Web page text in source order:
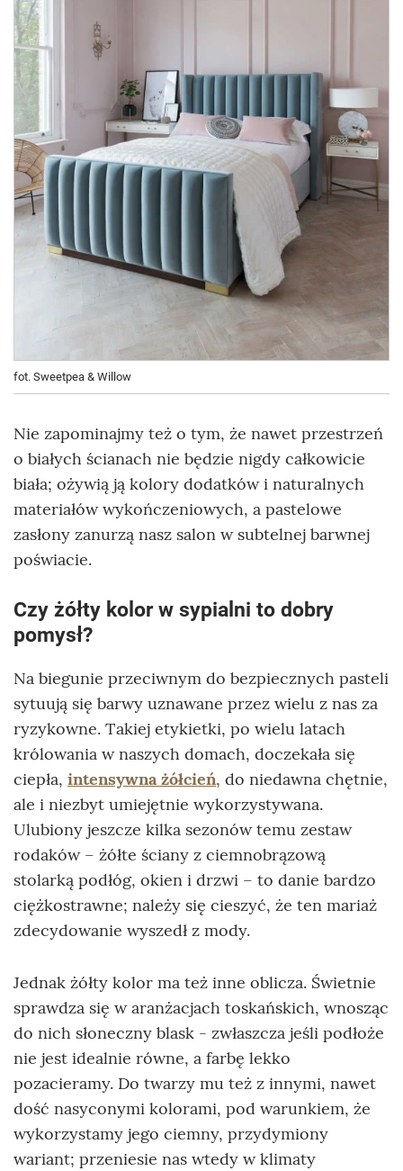
fot. Sweetpea & Willow
Nie zapominajmy też o tym, że nawet przestrzeń
o białych ścianach nie będzie nigdy całkowicie
biała; ożywią ją kolory dodatków i naturalnych
materiałów wykończeniowych, a pastelowe
zasłony zanurzą nasz salon w subtelnej barwnej
poświacie.
Czy żółty kolor w sypialni to dobry
pomysł?
Na biegunie przeciwnym do bezpiecznych pasteli
sytuują się barwy uznawane przez wielu z nas za
ryzykowne. Takiej etykietki, po wielu latach
królowania w naszych domach, doczekała się
ciepła, intensywna żółcień, do niedawna chętnie,
ale i niezbyt umiejętnie wykorzystywana.
Ulubiony jeszcze kilka sezonów temu zestaw
rodaków – żółte ściany z ciemnobrązową
stolarką podłóg, okien i drzwi – to danie bardzo
ciężkostrawne; należy się cieszyć, że ten mariaż
zdecydowanie wyszedł z mody.
Jednak żółty kolor ma też inne oblicza. Świetnie
sprawdza się w aranżacjach toskańskich, wnosząc
do nich słoneczny blask - zwłaszcza jeśli podłoże
nie jest idealnie równe, a farbę lekko
pozacieramy. Do twarzy mu też z innymi, nawet
dość nasyconymi kolorami, pod warunkiem, że
wykorzystamy jego ciemny, przydymiony
wariant; przeniesie nas wtedy w klimaty